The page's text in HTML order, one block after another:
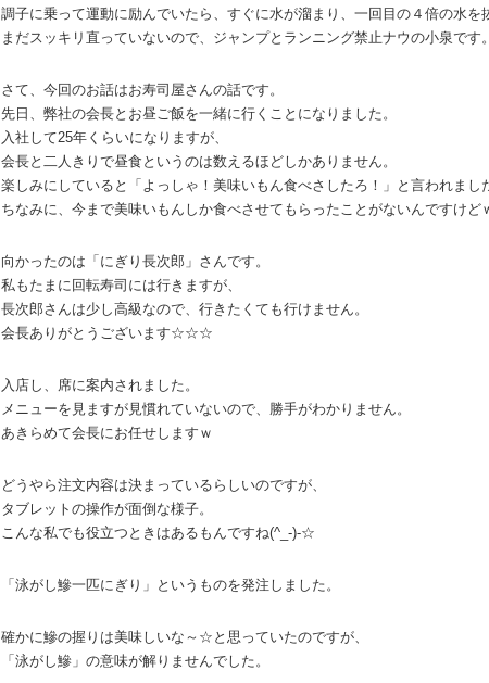
調子に乗って運動に励んでいたら、すぐに水が溜まり、一回目の４倍の水を
まだスッキリ直っていないので、ジャンプとランニング禁止ナウの小泉です
さて、今回のお話はお寿司屋さんの話です。
先日、弊社の会長とお昼ご飯を一緒に行くことになりました。
入社して25年くらいになりますが、
会長と二人きりで昼食というのは数えるほどしかありません。
楽しみにしていると「よっしゃ！美味いもん食べさしたろ！」と言われまし
ちなみに、今まで美味いもんしか食べさせてもらったことがないんですけど
向かったのは「にぎり長次郎」さんです。
私もたまに回転寿司には行きますが、
長次郎さんは少し高級なので、行きたくても行けません。
会長ありがとうございます☆☆☆
入店し、席に案内されました。
メニューを見ますが見慣れていないので、勝手がわかりません。
あきらめて会長にお任せしますｗ
どうやら注文内容は決まっているらしいのですが、
タブレットの操作が面倒な様子。
こんな私でも役立つときはあるもんですね(^_-)-☆
「泳がし鰺一匹にぎり」というものを発注しました。
確かに鰺の握りは美味しいな～☆と思っていたのですが、
「泳がし鰺」の意味が解りませんでした。